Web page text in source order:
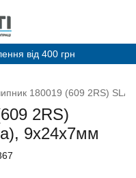
від 400 грн
180019 (609 2RS)
2RS)
9х24х7мм